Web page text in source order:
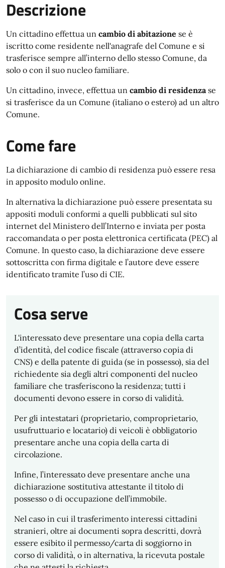
Descrizione
Un cittadino effettua un cambio di abitazione se è
iscritto come residente nell'anagrafe del Comune e si
trasferisce sempre all’interno dello stesso Comune, da
solo o con il suo nucleo familiare.
Un cittadino, invece, effettua un cambio di residenzase
si trasferisce da un Comune (italiano o estero) ad un altro
Comune.
Come fare
La dichiarazione di cambio di residenza può essere resa
in apposito modulo online.
In alternativa la dichiarazione può essere presentata su
appositi moduli conformi a quelli pubblicati sul sito
internet del Ministero dell’Interno e inviata per posta
raccomandata o per posta elettronica certificata (PEC) al
Comune. In questo caso, la dichiarazione deve essere
sottoscritta con firma digitale e l’autore deve essere
identificato tramite l’uso di CIE.
Cosa serve
L'interessato deve presentare una copia della carta
d’identità, del codice fiscale (attraverso copia di
CNS) e della patente di guida (se in possesso), sia del
richiedente sia degli altri componenti del nucleo
familiare che trasferiscono la residenza; tutti i
documenti devono essere in corso di validità.
Per gli intestatari (proprietario, comproprietario,
usufruttuario e locatario) di veicoli è obbligatorio
presentare anche una copia della carta di
circolazione.
Infine, l’interessato deve presentare anche una
dichiarazione sostitutiva attestante il titolo di
possesso o di occupazione dell’immobile.
Nel caso in cui il trasferimento interessi cittadini
stranieri, oltre ai documenti sopra descritti, dovrà
essere esibito il permesso/carta di soggiorno in
corso di validità, o in alternativa, la ricevuta postale